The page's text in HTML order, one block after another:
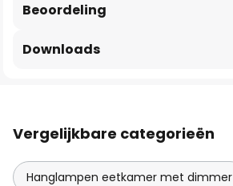
Beoordeling
Downloads
Vergelijkbare categorieën
Hanglampen eetkamer met dimmer